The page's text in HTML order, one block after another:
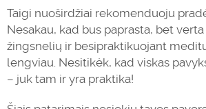
Taigi nuoširdžiai rekomenduoju
Nesakau, kad bus paprasta, bet
žingsnelių ir besipraktikuojant
lengviau. Nesitikėk, kad viskas
– juk tam ir yra praktika!